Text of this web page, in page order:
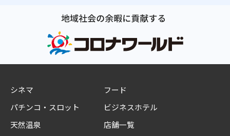
シネマ
パチンコ・スロット
天然温泉
フード
ビジネスホテル
店舗一覧